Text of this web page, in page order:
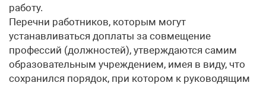
работу.
Перечни работников, которым могут
устанавливаться доплаты за совмещение
профессий (должностей), утверждаются самим
образовательным учреждением, имея в виду, что
сохранился порядок, при котором к руководящим